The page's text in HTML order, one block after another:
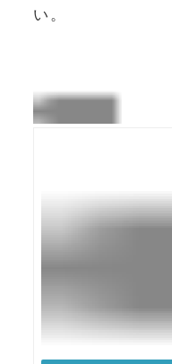
い。